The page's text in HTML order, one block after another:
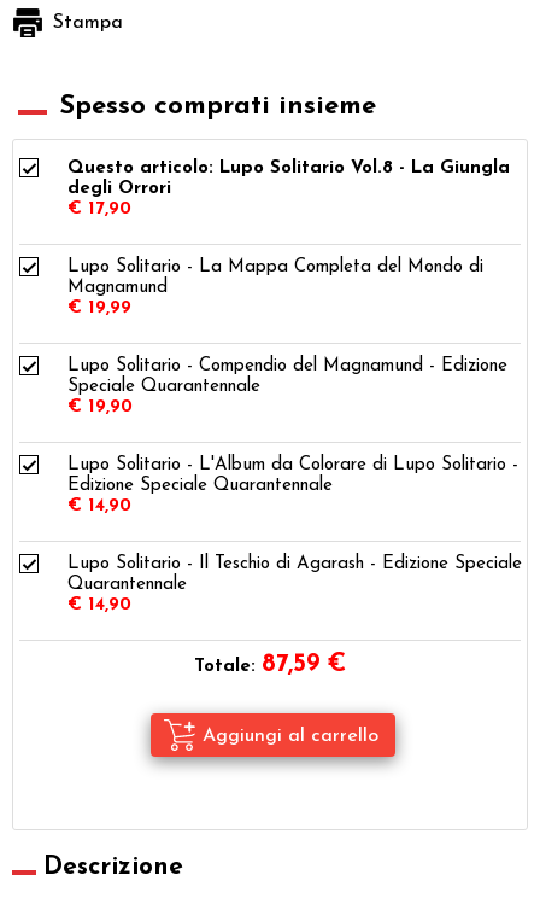
Stampa
Spesso comprati insieme
Questo articolo: Lupo Solitario Vol.8 - La Giungla
degli Orrori
€ 17,90
Lupo Solitario - La Mappa Completa del Mondo di
Magnamund
€ 19,99
Lupo Solitario - Compendio del Magnamund - Edizione
Speciale Quarantennale
€ 19,90
Lupo Solitario - L'Album da Colorare di Lupo Solitario -
Edizione Speciale Quarantennale
€ 14,90
Lupo Solitario - Il Teschio di Agarash - Edizione Speciale
Quarantennale
€ 14,90
Totale: 87,59 €
Descrizione